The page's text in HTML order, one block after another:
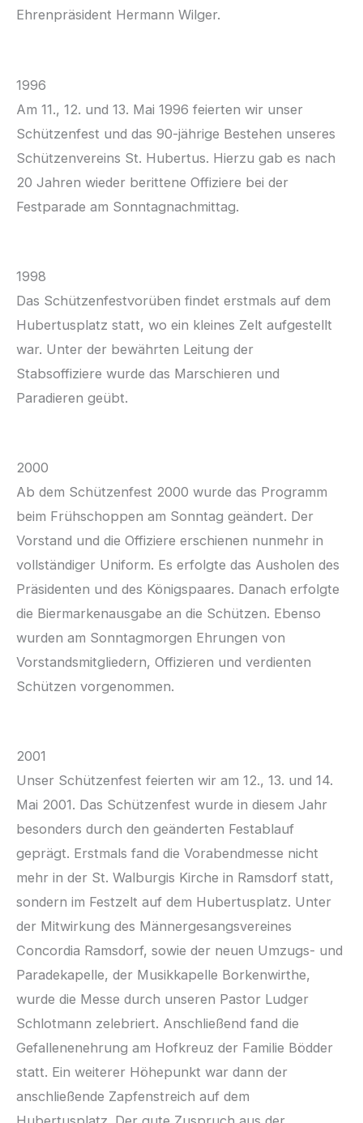
Ehrenpräsident Hermann Wilger.
1996
Am 11., 12. und 13. Mai 1996 feierten wir unser
Schützenfest und das 90-jährige Bestehen unseres
Schützenvereins St. Hubertus. Hierzu gab es nach
20 Jahren wieder berittene Offiziere bei der
Festparade am Sonntagnachmittag.
1998
Das Schützenfestvorüben findet erstmals auf dem
Hubertusplatz statt, wo ein kleines Zelt aufgestellt
war. Unter der bewährten Leitung der
Stabsoffiziere wurde das Marschieren und
Paradieren geübt.
2000
Ab dem Schützenfest 2000 wurde das Programm
beim Frühschoppen am Sonntag geändert. Der
Vorstand und die Offiziere erschienen nunmehr in
vollständiger Uniform. Es erfolgte das Ausholen des
Präsidenten und des Königspaares. Danach erfolgte
die Biermarkenausgabe an die Schützen. Ebenso
wurden am Sonntagmorgen Ehrungen von
Vorstandsmitgliedern, Offizieren und verdienten
Schützen vorgenommen.
2001
Unser Schützenfest feierten wir am 12., 13. und 14.
Mai 2001. Das Schützenfest wurde in diesem Jahr
besonders durch den geänderten Festablauf
geprägt. Erstmals fand die Vorabendmesse nicht
mehr in der St. Walburgis Kirche in Ramsdorf statt,
sondern im Festzelt auf dem Hubertusplatz. Unter
der Mitwirkung des Männergesangsvereines
Concordia Ramsdorf, sowie der neuen Umzugs- und
Paradekapelle, der Musikkapelle Borkenwirthe,
wurde die Messe durch unseren Pastor Ludger
Schlotmann zelebriert. Anschließend fand die
Gefallenenehrung am Hofkreuz der Familie Bödder
statt. Ein weiterer Höhepunkt war dann der
anschließende Zapfenstreich auf dem